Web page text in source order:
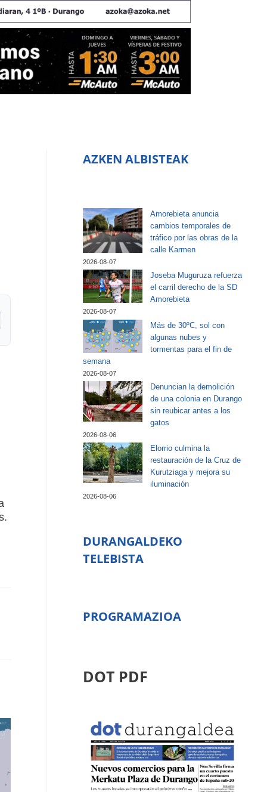
AZKEN ALBISTEAK
Amorebieta anuncia
cambios temporales de
tráfico por las obras de la
calle Karmen
2026-08-07
Joseba Muguruza refuerza
el carril derecho de la SD
Amorebieta
2026-08-07
Más de 30ºC, sol con
algunas nubes y
tormentas para el fin de
semana
2026-08-07
Denuncian la demolición
de una colonia en Durango
sin reubicar antes a los
gatos
2026-08-06
Elorrio culmina la
restauración de la Cruz de
Kurutziaga y mejora su
iluminación
2026-08-06
DURANGALDEKO
TELEBISTA
PROGRAMAZIOA
DOT PDF